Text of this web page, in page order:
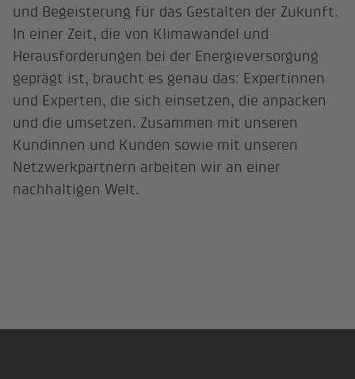
und Begeisterung für das Gestalten der Zukunft.
In einer Zeit, die von Klimawandel und
Herausforderungen bei der Energieversorgung
geprägt ist, braucht es genau das: Expertinnen
und Experten, die sich einsetzen, die anpacken
und die umsetzen. Zusammen mit unseren
Kundinnen und Kunden sowie mit unseren
Netzwerkpartnern arbeiten wir an einer
nachhaltigen Welt.